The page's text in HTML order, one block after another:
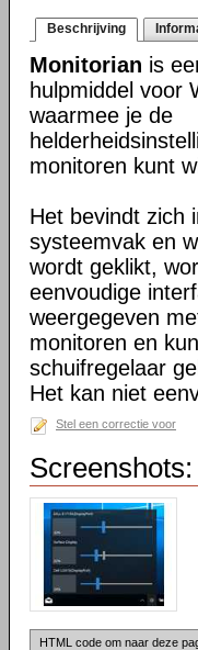
Beschrijving
Monitorian is
hulpmiddel voor
waarmee je de
monitoren kunt
Het bevindt zich
systeemvak en
wordt geklikt,
eenvoudige
weergegeven
monitoren en
schuifregelaar
Het kan niet
Stel een correctie voor
Screenshots:
HTML code om naar deze